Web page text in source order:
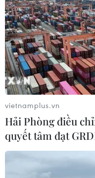
vietnamplus.vn
Hải Phòng điều
quyết tâm đạt